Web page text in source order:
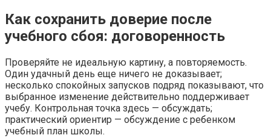
Как сохранить доверие после
учебного сбоя: договоренность
Проверяйте не идеальную картину, а повторяемость.
Один удачный день еще ничего не доказывает;
несколько спокойных запусков подряд показывают, что
выбранное изменение действительно поддерживает
учебу. Контрольная точка здесь — обсуждать;
практический ориентир — обсуждение с ребенком
учебный план школы.